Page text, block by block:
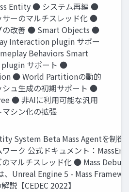
Entity ● システム再編 ●
サーのマルチスレッド化 ●
の改善 ● Smart Objects ●
Interaction plugin サポー
Behaviors Smart
サポート ●
● World Partitionの動的
シュ生成の初期サポート ●
● 非AIに利用可能な汎用
マシン化の拡張
System Beta Mass Agentを制御
ワーク 公式ドキュメント：
のマルチスレッド化 ● Mass
、Unreal Engine 5 - Mass
説【CEDEC 2022】